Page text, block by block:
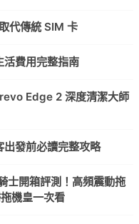
代傳統 SIM 卡
費用完整指南
Edge 2 深度清潔大師
發前必讀完整攻略
士開箱評測！高頻震動拖
機皇一次看